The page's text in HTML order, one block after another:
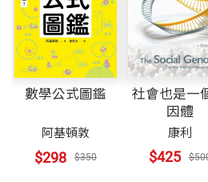
數學公式圖鑑
阿基頓敦
$298 $350
社會也是一
因體
康利
$425